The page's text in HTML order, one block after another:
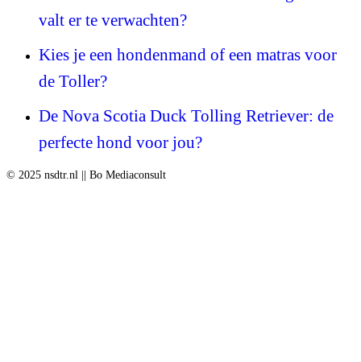
valt er te verwachten?
Kies je een hondenmand of een matras voor
de Toller?
De Nova Scotia Duck Tolling Retriever: de
perfecte hond voor jou?
© 2025 nsdtr.nl || Bo Mediaconsult